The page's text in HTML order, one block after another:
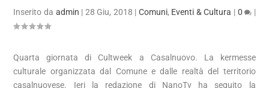
Inserito da admin | 28 Giu, 2018 | Comuni, Eventi & Cultura | 0 |
Quarta giornata di Cultweek a Casalnuovo. La kermesse
culturale organizzata dal Comune e dalle realtà del territorio
casalnuovese. Ieri la redazione di NanoTv ha seguito la